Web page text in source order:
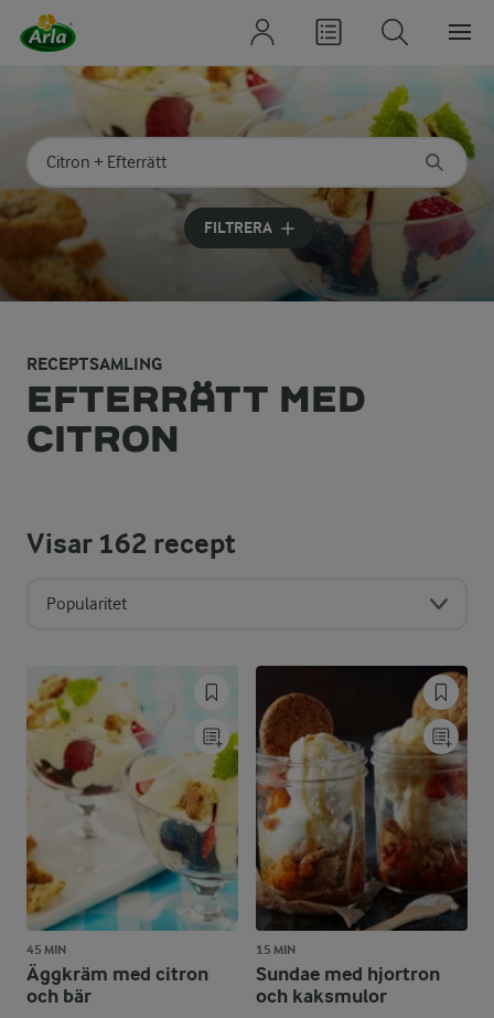
Sök på kategori eller ingrediens
Skriv in sökord för att få förslag
FILTRERA
RECEPTSAMLING
EFTERRÄTT MED
CITRON
Visar162 recept
Popularitet
45 MIN
Äggkräm med citron
och bär
15 MIN
Sundae med hjortron
och kaksmulor